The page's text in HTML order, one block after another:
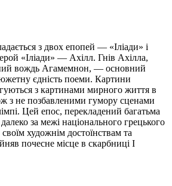
з двох епопей — «Іліади» і
«Іліади» — Ахілл. Гнів Ахілла,
вождь Агамемнон, — основний
єдність поеми. Картини
з картинами мирного життя в
з не позбавленими гумору сценами
Цей епос, перекладений багатьма
за межі національного грецького
художнім достоїнствам та
почесне місце в скарбниці І